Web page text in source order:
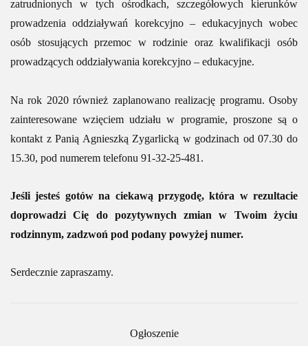
zatrudnionych w tych ośrodkach, szczegółowych kierunków
prowadzenia oddziaływań korekcyjno – edukacyjnych wobec
osób stosujących przemoc w rodzinie oraz kwalifikacji osób
prowadzących oddziaływania korekcyjno – edukacyjne.
Na rok 2020 również zaplanowano realizację programu. Osoby
zainteresowane wzięciem udziału w programie, proszone są o
kontakt z Panią Agnieszką Zygarlicką w godzinach od 07.30 do
15.30, pod numerem telefonu 91-32-25-481.
Jeśli jesteś gotów na ciekawą przygodę, która w rezultacie
doprowadzi Cię do pozytywnych zmian w Twoim życiu
rodzinnym, zadzwoń pod podany powyżej numer.
Serdecznie zapraszamy.
Ogłoszenie